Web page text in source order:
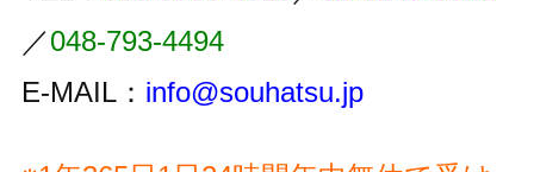
／048-793-4494
E-MAIL： info@souhatsu.jp